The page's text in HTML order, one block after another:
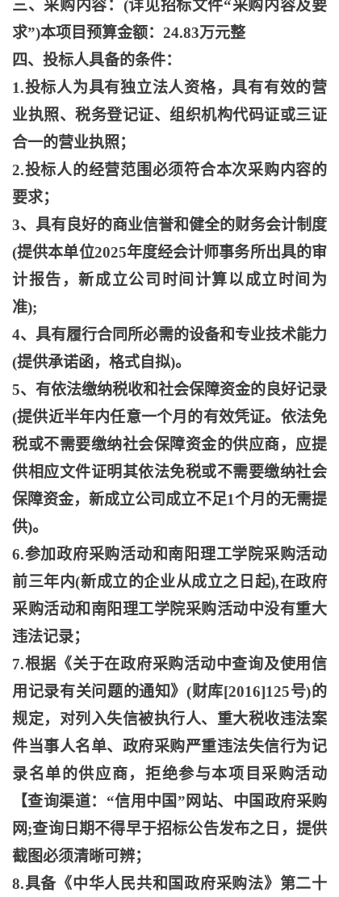
三、采购内容： (详见招标文件“采购内容及要
求”)本项目预算金额：24.83万元整
四、投标人具备的条件：
1.投标人为具有独立法人资格，具有有效的营
业执照、税务登记证、组织机构代码证或三证
合一的营业执照；
2.投标人的经营范围必须符合本次采购内容的
要求；
3、具有良好的商业信誉和健全的财务会计制度
(提供本单位2025年度经会计师事务所出具的审
计报告，新成立公司时间计算以成立时间为
准);
4、具有履行合同所必需的设备和专业技术能力
(提供承诺函，格式自拟)。
5、有依法缴纳税收和社会保障资金的良好记录
(提供近半年内任意一个月的有效凭证。依法免
税或不需要缴纳社会保障资金的供应商，应提
供相应文件证明其依法免税或不需要缴纳社会
保障资金，新成立公司成立不足1个月的无需提
供)。
6.参加政府采购活动和南阳理工学院采购活动
前三年内(新成立的企业从成立之日起),在政府
采购活动和南阳理工学院采购活动中没有重大
违法记录；
7.根据《关于在政府采购活动中查询及使用信
用记录有关问题的通知》(财库[2016]125号)的
规定，对列入失信被执行人、重大税收违法案
件当事人名单、政府采购严重违法失信行为记
录名单的供应商，拒绝参与本项目采购活动
【查询渠道：“信用中国”网站、中国政府采购
网;查询日期不得早于招标公告发布之日，提供
截图必须清晰可辨；
8.具备《中华人民共和国政府采购法》第二十